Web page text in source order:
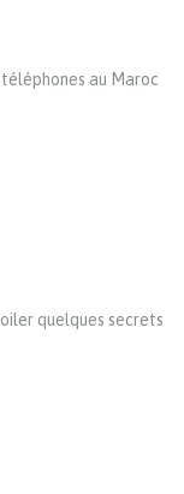
téléphones au Maroc
quelques secrets